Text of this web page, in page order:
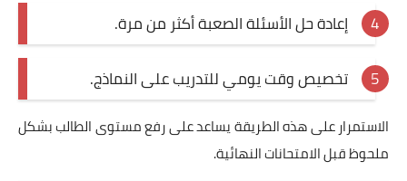
إعادة حل الأسئلة الصعبة أكثر من مرة.
تخصيص وقت يومي للتدريب على النماذج.
الاستمرار على هذه الطريقة يساعد على رفع مستوى الطالب بشكل
ملحوظ قبل الامتحانات النهائية.